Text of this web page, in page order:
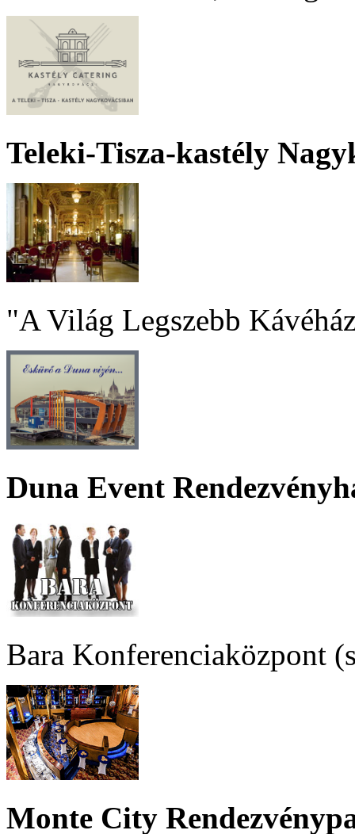
Teleki-Tisza-kastély
"A Világ Legszebb
Duna Event
Bara Konferenciaközpont
Monte City